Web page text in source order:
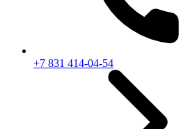
+7 831 414-04-54